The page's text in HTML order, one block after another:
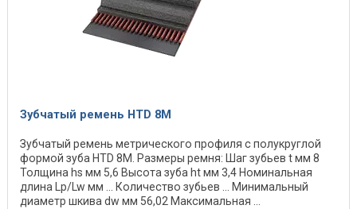
Зубчатый ремень HTD 8M
Зубчатый ремень метрического профиля с полукруглой
формой зуба HTD 8M. Размеры ремня: Шаг зубьев t мм 8
Толщина hs мм 5,6 Высота зуба ht мм 3,4 Номинальная
длина Lp/Lw мм ... Количество зубьев ... Минимальный
диаметр шкива dw мм 56,02 Максимальная ...